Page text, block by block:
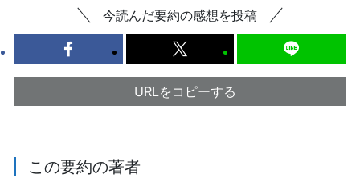
今読んだ要約の感想を投稿
URLをコピーする
この要約の著者